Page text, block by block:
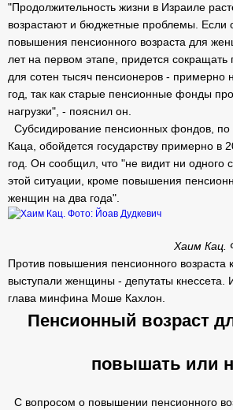
"Продолжительность жизни в Израиле
возрастают и бюджетные проблемы. Если
повышения пенсионного возраста для
лет на первом этапе, придется
для сотен тысяч пенсионеров - примерно
год, так как старые пенсионные фонды
нагрузки", - пояснил он.
Субсидирование пенсионных фондов,
Каца, обойдется государству примерно в
год. Он сообщил, что "не видит ни одного
этой ситуации, кроме повышения
женщин на два года".
Хаим Кац.
Против повышения пенсионного возраста
выступали женщины - депутаты кнессета.
глава минфина Моше Кахлон.
Пенсионный возраст
повышать или
С вопросом о повышении пенсионного